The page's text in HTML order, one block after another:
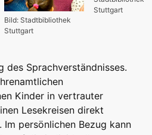
Stuttgart
Bild: Stadtbibliothek
Stuttgart
des Sprachverständnisses.
Kinder in vertrauter
Lesekreisen direkt
persönlichen Bezug kann